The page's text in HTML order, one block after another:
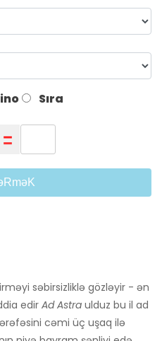
Sıra
səbirsizliklə gözləyir - ən
edir Ad Astra ulduz bu il ad
cəmi üç uşaq ilə